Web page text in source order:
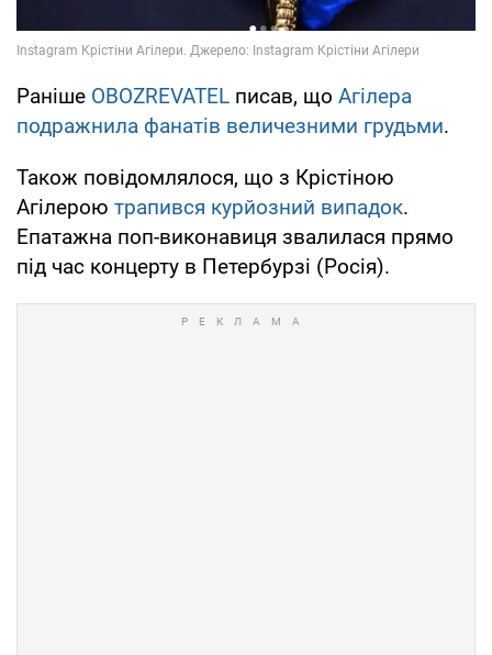
Раніше OBOZREVATEL писав, що Агілера
подражнила фанатів величезними грудьми.
Також повідомлялося, що з Крістіною
Агілерою трапився курйозний випадок.
Епатажна поп-виконавиця звалилася прямо
під час концерту в Петербурзі (Росія).